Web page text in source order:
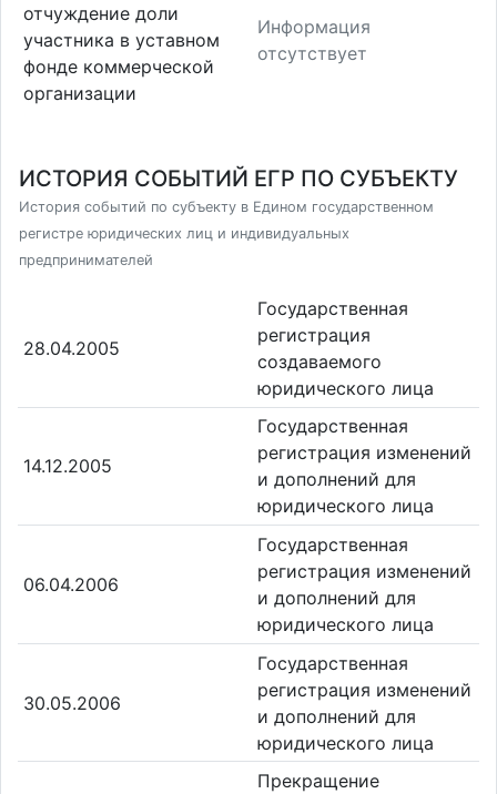
отчуждение доли
участника в уставном
фонде коммерческой
организации
Информация
отсутствует
ИСТОРИЯ СОБЫТИЙ ЕГР ПО СУБЪЕКТУ
История событий по субъекту в Едином государственном
регистре юридических лиц и индивидуальных
предпринимателей
28.04.2005
Государственная
регистрация
создаваемого
юридического лица
14.12.2005
Государственная
регистрация изменений
и дополнений для
юридического лица
06.04.2006
Государственная
регистрация изменений
и дополнений для
юридического лица
30.05.2006
Государственная
регистрация изменений
и дополнений для
юридического лица
Прекращение